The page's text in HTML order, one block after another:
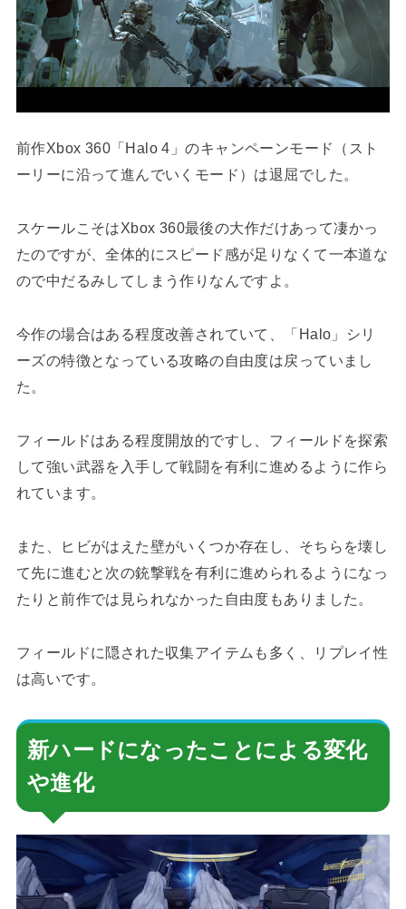
前作Xbox 360「Halo 4」のキャンペーンモード（スト
ーリーに沿って進んでいくモード）は退屈でした。
スケールこそはXbox 360最後の大作だけあって凄かっ
たのですが、全体的にスピード感が足りなくて一本道な
ので中だるみしてしまう作りなんですよ。
今作の場合はある程度改善されていて、「Halo」シリ
ーズの特徴となっている攻略の自由度は戻っていまし
た。
フィールドはある程度開放的ですし、フィールドを探索
して強い武器を入手して戦闘を有利に進めるように作ら
れています。
また、ヒビがはえた壁がいくつか存在し、そちらを壊し
て先に進むと次の銃撃戦を有利に進められるようになっ
たりと前作では見られなかった自由度もありました。
フィールドに隠された収集アイテムも多く、リプレイ性
は高いです。
新ハードになったことによる変化
や進化